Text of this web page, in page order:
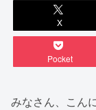
X
Pocket
みなさん、こん